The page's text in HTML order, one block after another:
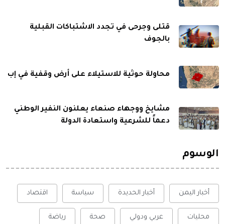
قتلى وجرحى في تجدد الاشتباكات القبلية
بالجوف
محاولة حوثية للاستيلاء على أرض وقفية في إب
مشايخ ووجهاء صنعاء يعلنون النفير الوطني
دعماً للشرعية واستعادة الدولة
الوسوم
أخبار اليمن أخبار الحديدة سياسة اقتصاد
محليات عربي ودولي صحة رياضة